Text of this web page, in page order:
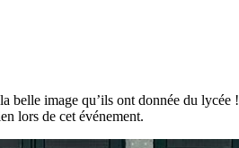
belle image qu’ils ont donnée du lycée !
lors de cet événement.